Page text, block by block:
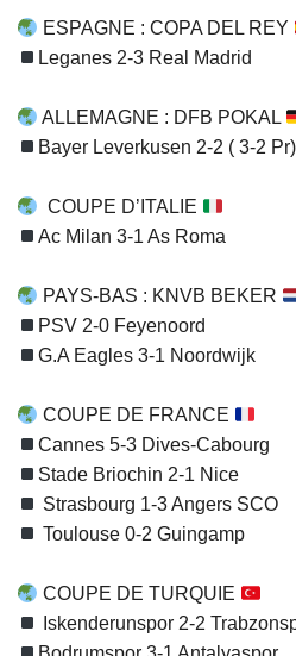
ESPAGNE : COPA DEL REY
Leganes 2-3 Real Madrid
ALLEMAGNE : DFB POKAL
Bayer Leverkusen 2-2 ( 3-2
COUPE D’ITALIE
Ac Milan 3-1 As Roma
PAYS-BAS : KNVB BEKER
PSV 2-0 Feyenoord
G.A Eagles 3-1 Noordwijk
COUPE DE FRANCE
Cannes 5-3 Dives-Cabourg
Stade Briochin 2-1 Nice
Strasbourg 1-3 Angers SCO
Toulouse 0-2 Guingamp
COUPE DE TURQUIE
Iskenderunspor 2-2